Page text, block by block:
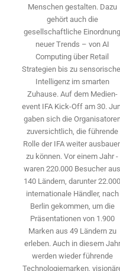
Menschen gestalten. Dazu
gehört auch die
gesellschaftliche Einordnung
neuer Trends – von AI
Computing über Retail
Strategien bis zu
Intelligenz im smarten
Zuhause. Auf dem Medien­
event IFA Kick-Off am 30.
gaben sich die
zuversichtlich, die führende
Rolle der IFA weiter
zu können. Vor einem Jahr ­
waren 220.000 Besucher aus
140 ­Ländern, ­darunter 22.000
internationale Händler, nach
Berlin gekommen, um die
Präsen­tationen von 1.900
Marken aus 49 Ländern zu
erleben. Auch in diesem Jahr
werden wieder führende
Technologiemarken,